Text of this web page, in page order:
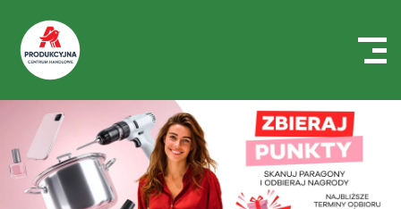
Handlowe
Auchan
Produkcyjna